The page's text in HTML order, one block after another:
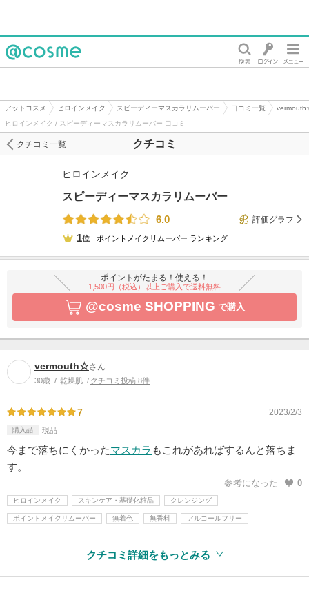
アットコスメ ヒロインメイク スピーディーマスカラリムーバー 口コミ一覧
ヒロインメイク / スピーディーマスカラリムーバー 口コミ
クチコミ
クチコミ一覧
ヒロインメイク
スピーディーマスカラリムーバー
6.0
評価グラフ
1位 ポイントメイクリムーバー ランキング
ポイントがたまる！使える！
1,500円（税込）以上ご購入で送料無料
@cosme SHOPPING で購入
vermouth☆さん
30歳 乾燥肌 クチコミ投稿 8件
7 2023/2/3
購入品 現品
今まで落ちにくかったマスカラ もこれがあればするんと落ちま
す。
参考になった 0
ヒロインメイク スキンケア・基礎化粧品 クレンジング
ポイントメイクリムーバー 無着色 無香料 アルコールフリー
クチコミ詳細をもっとみる